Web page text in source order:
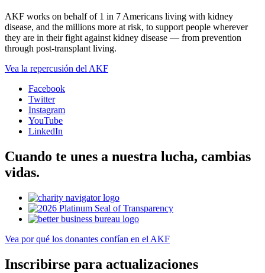
AKF works on behalf of 1 in 7 Americans living with kidney
disease, and the millions more at risk, to support people wherever
they are in their fight against kidney disease — from prevention
through post-transplant living.
Vea la repercusión del AKF
Facebook
Twitter
Instagram
YouTube
LinkedIn
Cuando te unes a nuestra lucha, cambias
vidas.
Vea por qué los donantes confían en el AKF
Inscribirse para actualizaciones